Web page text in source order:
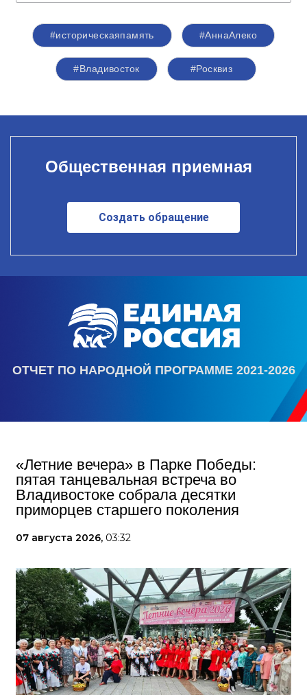
#историческаяпамять #АннаАлеко
#Владивосток #Росквиз
Общественная приемная
Создать обращение
ОТЧЕТ ПО НАРОДНОЙ ПРОГРАММЕ 2021-2026
«Летние вечера» в Парке Победы:
пятая танцевальная встреча во
Владивостоке собрала десятки
приморцев старшего поколения
07 августа 2026, 03:32